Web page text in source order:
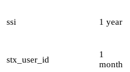
ssi 1 year
stx_user_id
1
month